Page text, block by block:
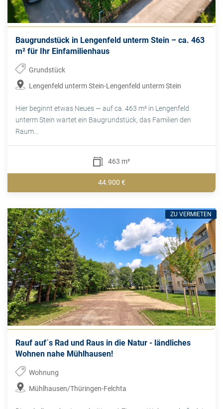
Baugrundstück in Lengenfeld unterm Stein – ca. 463
m² für Ihr Einfamilienhaus
Grundstück
Lengenfeld unterm Stein-Lengenfeld unterm Stein
Hier beginnt etwas Neues — auf ca. 463 m² in Lengenfeld
unterm Stein wartet ein Baugrundstück, das Familien den
Raum...
463 m²
44.900 €
Rauf auf´s Rad und Raus in die Natur - ländliches
Wohnen nahe Mühlhausen!
Wohnung
Mühlhausen/Thüringen-Felchta
ZU VERMIETEN